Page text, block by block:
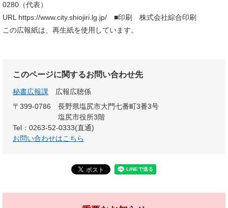
0280（代表）
URL https://www.city.shiojiri.lg.jp/ ■印刷 株式会社綜合印刷
この広報紙は、再生紙を使用しています。
このページに関するお問い合わせ先
秘書広報課
広報広聴係
〒399-0786
長野県塩尻市大門七番町3番3号
塩尻市役所3階
Tel：0263-52-0333(直通)
お問い合わせはこちら